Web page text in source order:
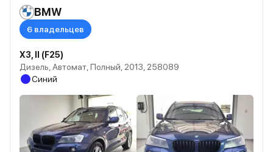
BMW
6 владельцев
X3, II (F25)
Дизель, Автомат, Полный, 2013, 258089
Синий